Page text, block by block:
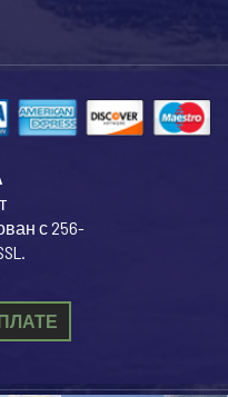
с 256-